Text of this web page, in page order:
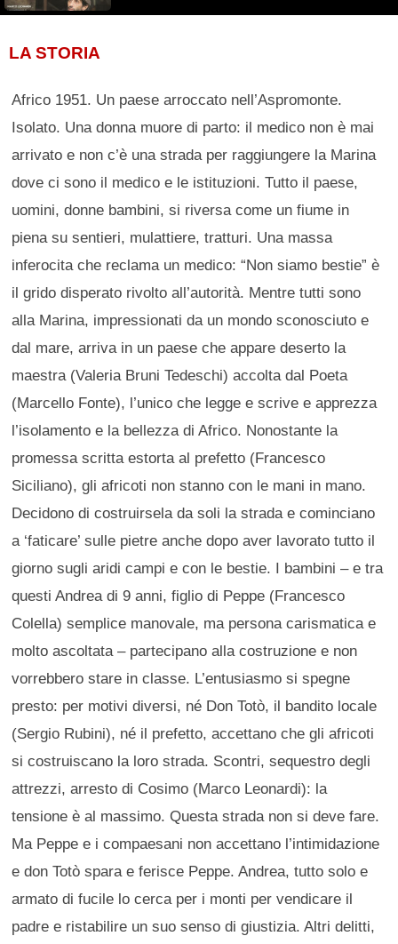
LA STORIA
Africo 1951. Un paese arroccato nell’Aspromonte.
Isolato. Una donna muore di parto: il medico non è mai
arrivato e non c’è una strada per raggiungere la Marina
dove ci sono il medico e le istituzioni. Tutto il paese,
uomini, donne bambini, si riversa come un fiume in
piena su sentieri, mulattiere, tratturi. Una massa
inferocita che reclama un medico: “Non siamo bestie” è
il grido disperato rivolto all’autorità. Mentre tutti sono
alla Marina, impressionati da un mondo sconosciuto e
dal mare, arriva in un paese che appare deserto la
maestra (Valeria Bruni Tedeschi) accolta dal Poeta
(Marcello Fonte), l’unico che legge e scrive e apprezza
l’isolamento e la bellezza di Africo. Nonostante la
promessa scritta estorta al prefetto (Francesco
Siciliano), gli africoti non stanno con le mani in mano.
Decidono di costruirsela da soli la strada e cominciano
a ‘faticare’ sulle pietre anche dopo aver lavorato tutto il
giorno sugli aridi campi e con le bestie. I bambini – e tra
questi Andrea di 9 anni, figlio di Peppe (Francesco
Colella) semplice manovale, ma persona carismatica e
molto ascoltata – partecipano alla costruzione e non
vorrebbero stare in classe. L’entusiasmo si spegne
presto: per motivi diversi, né Don Totò, il bandito locale
(Sergio Rubini), né il prefetto, accettano che gli africoti
si costruiscano la loro strada. Scontri, sequestro degli
attrezzi, arresto di Cosimo (Marco Leonardi): la
tensione è al massimo. Questa strada non si deve fare.
Ma Peppe e i compaesani non accettano l’intimidazione
e don Totò spara e ferisce Peppe. Andrea, tutto solo e
armato di fucile lo cerca per i monti per vendicare il
padre e ristabilire un suo senso di giustizia. Altri delitti,